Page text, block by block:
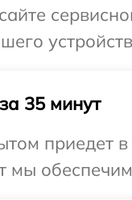
35 минут
приедет
мы